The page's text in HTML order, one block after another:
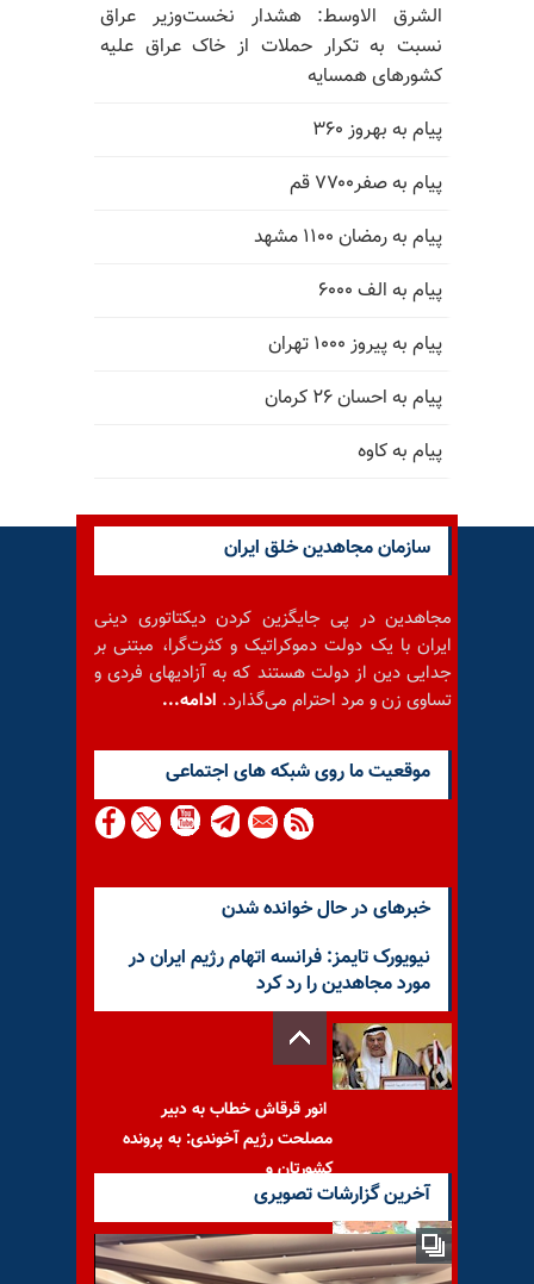
الشرق الاوسط: هشدار نخست‌وزیر عراق
نسبت به تکرار حملات از خاک عراق علیه
کشورهای همسایه
پیام به بهروز ۳۶۰
پیام به صفر۷۷۰۰ قم
پیام به رمضان ۱۱۰۰ مشهد
پیام به الف ۶۰۰۰
پیام به پیروز ۱۰۰۰ تهران
پیام به احسان ۲۶ کرمان
پیام به کاوه
سازمان مجاهدین خلق ایران
مجاهدین در پی جایگزین کردن دیکتاتوری دینی
ایران با یک دولت دموکراتیک و کثرت‌گرا، مبتنی بر
جدایی دین از دولت هستند که به آزادیهای فردی و
تساوی زن و مرد احترام می‌گذارد. ادامه...
موقعيت ما روى شبكه هاى اجتماعى
خبرهای در حال خوانده شدن
نیویورک تایمز:‌ فرانسه اتهام رژیم ایران در
مورد مجاهدین را رد کرد
انور قرقاش خطاب به دبیر
مصلحت رژیم آخوندی: به پرونده
کشورتان و
آخرین گزارشات تصویری